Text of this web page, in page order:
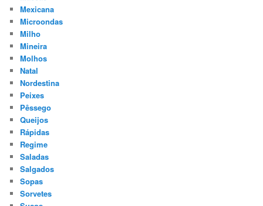
Mexicana
Microondas
Milho
Mineira
Molhos
Natal
Nordestina
Peixes
Pêssego
Queijos
Rápidas
Regime
Saladas
Salgados
Sopas
Sorvetes